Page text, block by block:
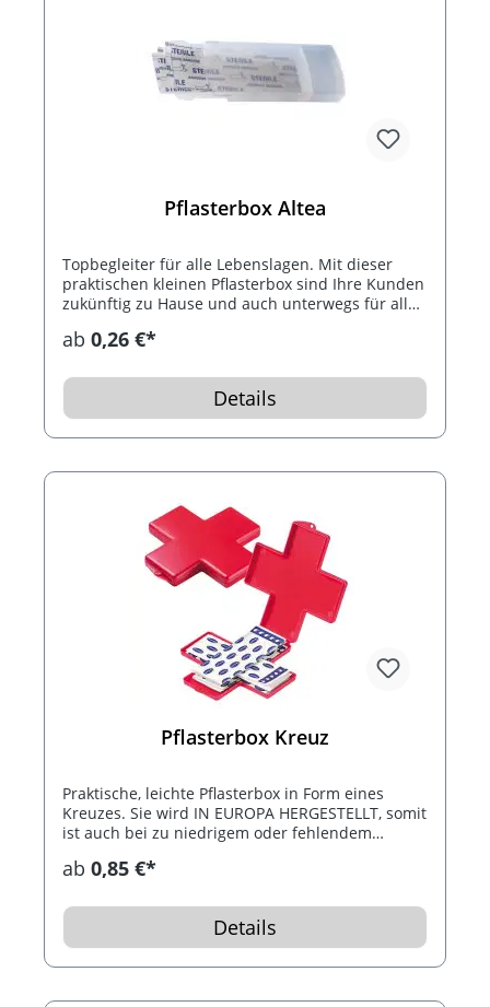
Pflasterbox Altea
Topbegleiter für alle Lebenslagen. Mit dieser
praktischen kleinen Pflasterbox sind Ihre Kunden
zukünftig zu Hause und auch unterwegs für alle
sterilen Pflastern befüllt. Ihre Werbung bringen
Einzeln verpackt im Polybeutel.
ab 0,26 €*
Details
Pflasterbox Kreuz
Praktische, leichte Pflasterbox in Form eines
Kreuzes. Sie wird IN EUROPA HERGESTELLT, somit
ist auch bei zu niedrigem oder fehlendem
Lieferung möglich. Durch die niedrige Höhe lässt
also für unterwegs. Befüllt mit 4 Stück 2-fach
Qualitätspflastern von Hartmann. Es gibt hier
verschiedene Druckoptionen, u. a. auch einen
vollflächigen Digitaldruck auf die Oberseite (mit
ab 0,85 €*
Details